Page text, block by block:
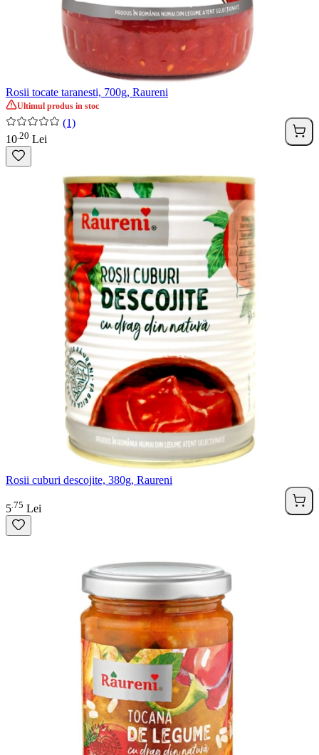
Rosii tocate taranesti, 700g, Raureni
Ultimul produs in stoc
(1)
10 20 Lei
Rosii cuburi descojite, 380g, Raureni
5 75 Lei